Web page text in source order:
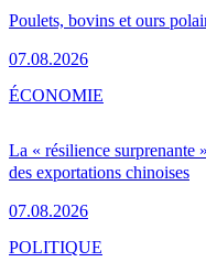
Poulets, bovins et ours
07.08.2026
La « résilience surprenante
des exportations chinoises
07.08.2026
ÉCONOMIE
POLITIQUE